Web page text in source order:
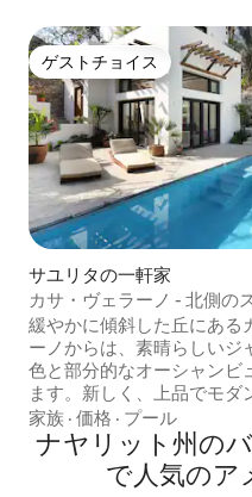
ゲストチョイス
ゲストチョイス
サユリタの一軒家
カサ・ヴェラーノ - 北側の
ュな庭園のオアシス
緩やかに傾斜した丘にある
ーノからは、素晴らしいジ
色と部分的なオーシャンビ
ます。新しく、上品でモダ
スタイリッシュなデザイン
れにフルバスルーム、キン
ド、エアコンを備えた2つ
ターベッドルームがありま
家族 · 価格 · プール
ナヤリット州の
で人気のア